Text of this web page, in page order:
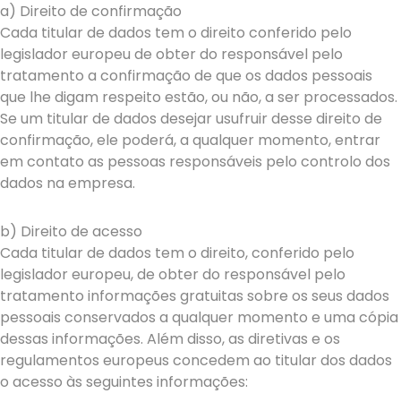
a) Direito de confirmação
Cada titular de dados tem o direito conferido pelo
legislador europeu de obter do responsável pelo
tratamento a confirmação de que os dados pessoais
que lhe digam respeito estão, ou não, a ser processados.
Se um titular de dados desejar usufruir desse direito de
confirmação, ele poderá, a qualquer momento, entrar
em contato as pessoas responsáveis pelo controlo dos
dados na empresa.
b) Direito de acesso
Cada titular de dados tem o direito, conferido pelo
legislador europeu, de obter do responsável pelo
tratamento informações gratuitas sobre os seus dados
pessoais conservados a qualquer momento e uma cópia
dessas informações. Além disso, as diretivas e os
regulamentos europeus concedem ao titular dos dados
o acesso às seguintes informações: